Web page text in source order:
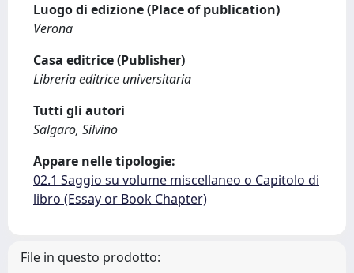
Luogo di edizione (Place of publication)
Verona
Casa editrice (Publisher)
Libreria editrice universitaria
Tutti gli autori
Salgaro, Silvino
Appare nelle tipologie:
02.1 Saggio su volume miscellaneo o Capitolo di
libro (Essay or Book Chapter)
File in questo prodotto: